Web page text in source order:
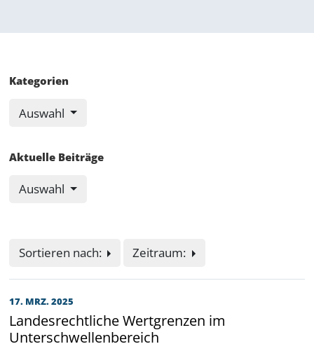
Kategorien
Auswahl
Aktuelle Beiträge
Auswahl
Sortieren nach: Zeitraum:
17. MRZ. 2025
Landesrechtliche Wertgrenzen im
Unterschwellenbereich